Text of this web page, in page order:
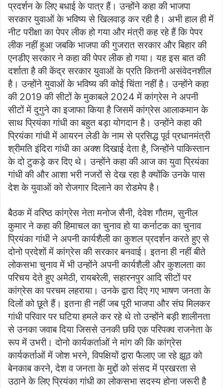
प्रदर्शन के लिए बधाई के पात्र हैं। उन्होंने कहा की भाजपा
सरकार युवाओं के भविष्य से खिलवाड़ कर रही है। अभी हाल ही में
नीट परीक्षा का पेपर लीक हो गया और मंत्री कह रहे हैं कि पेपर
लीक नहीं हुआ जबकि भाजपा की गुजरात सरकार और बिहार की
एनडीए सरकार ने कहा की पेपर लीक हो गया। यह इस बात की
दर्शाता है की केंद्र सरकार युवाओं के प्रति कितनी असंवेदनशील
है। उन्होंने युवाओं के भविष्य की कोई चिंता नहीं है। उन्होंने कहा
की 2019 की सीटों के मुकाबले 2024 में कांग्रेस ने अपनी
सीटों में दुगुने का इजाफा किया है जिसमें कांग्रेस आलाकमान के
साथ प्रियंका गांधी का बहुत बड़ा योगदान है। उन्होंने कहा की
प्रियंका गांधी में आयरन लेडी के नाम से प्रसिद्ध पूर्व प्रधानमंत्री
श्रीमति इंदिरा गांधी का अक्श दिखाई देता है, जिन्होंने पाकिस्तान
के दो टुकड़े कर दिए थे। उन्होंने कहा की आज का युवा प्रियंका
गांधी की और आशा भरी नजरों से देख रहा है क्योंकि उनके पास
देश के युवाओं को रोजगार दिलाने का रोडमेप है।
बैठक में वरिष्ठ कांग्रेस नेता मनोज सैनी, देवेश गौतम, सुनील
कुमार ने कहा की हिमाचल का चुनाव हो या कर्नाटक का चुनाव
प्रियंका गांधी ने अपनी कार्यशैली का कुशल प्रदर्शन करते हुए से
दोनो प्रदेशों में कांग्रेस की सरकार बनवाई। इतना ही नहीं बीते
लोकसभा चुनाव में भी उन्होंने अपनी कार्यशैली और कुशलता का
परिचय देते हुए अमेठी, रायबरेली, सहारनपुर आदि सीटों पर
कांग्रेस का परचम लहराया। उनके द्वारा दिए गए भाषण जनता के
दिलों को छूते हैं। इतना ही नहीं जब पूरी भाजपा और संघ मिलकर
गांधी परिवार पर घटिया हमले कर रहे थे तो उन्होंने बड़ी शालीनता
से उनका जवाब दिया जिससे उनकी छवि एक परिपक्व राजनेता के
रूप में उभरी। दोनो कार्यकर्ताओं ने मांग की कि कांग्रेस
कार्यकर्ताओं में जोश भरने, विपक्षियों द्वारा फैलाए जा रहे झूठ को
बेनकाब करने, देश व जनता के मुद्दों को संसद में प्रखरता से
उठाने के लिए प्रियंका गांधी का लोकसभा सदस्य होना जरूरी है